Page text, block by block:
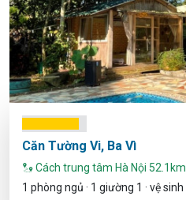
Căn Tường Vi, Ba Vì
Cách trung tâm Hà Nội 52.1km
1 phòng ngủ · 1 giường 1 · vệ sinh